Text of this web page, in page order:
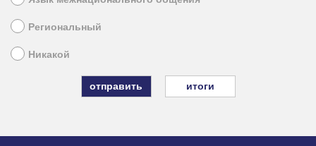
Региональный
Никакой
итоги